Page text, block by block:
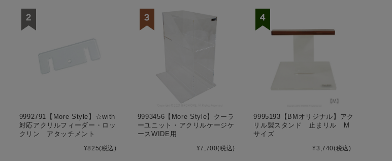
9992791【More Style】☆with
対応アクリルフィーダー・ロッ
クリン アタッチメント
¥825(税込)
9993456【More Style】クーラ
ーユニット・アクリルケージケ
ースWIDE用
¥7,700(税込)
9995193【BMオリジナル】アク
リル製スタンド 止まリル M
サイズ
¥3,740(税込)